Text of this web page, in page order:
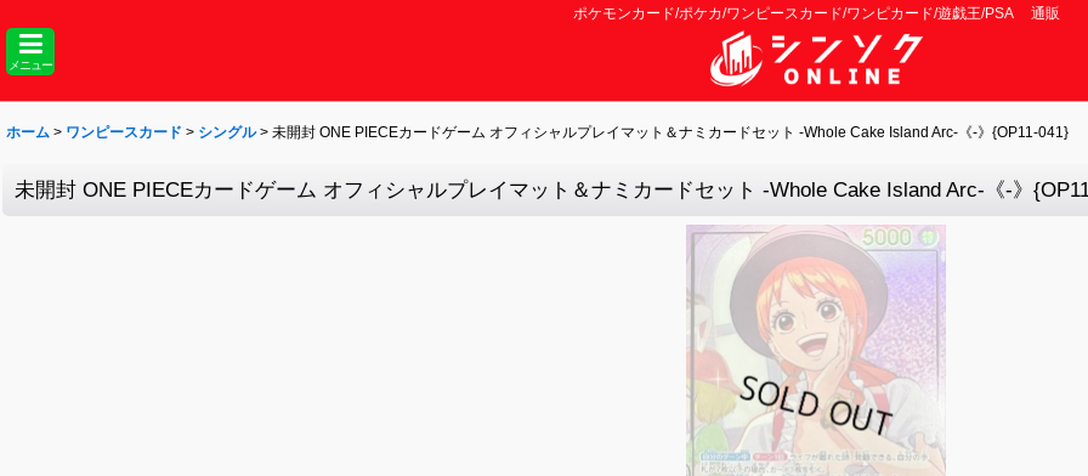
ポケモンカード/ポケカ/ワンピースカード/ワンピカード/遊戯王/PSA 通販
メニュー
ホーム > ワンピースカード > シングル > 未開封 ONE PIECEカードゲーム オフィシャルプレイマット＆ナミカードセット -Whole Cake Island Arc-《-》{OP11-041}
未開封 ONE PIECEカードゲーム オフィシャルプレイマット＆ナミカードセット -Whole Cake Island Arc-《-》